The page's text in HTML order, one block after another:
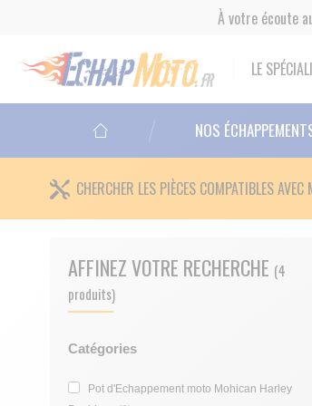
À votre écoute
LE
NOS
CHERCHER LES PIÈCES COMPATIBLES AVEC
AFFINEZ VOTRE RECHERCHE (4
produits)
Catégories
Pot d'Echappement moto Mohican Harley